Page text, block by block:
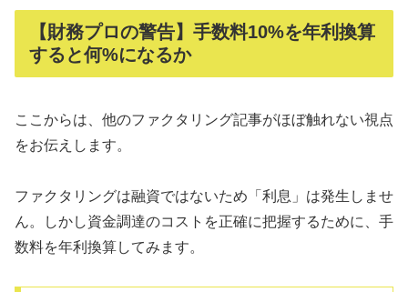
【財務プロの警告】手数料10%を年利換算
すると何%になるか
ここからは、他のファクタリング記事がほぼ触れない視点
をお伝えします。
ファクタリングは融資ではないため「利息」は発生しませ
ん。しかし資金調達のコストを正確に把握するために、手
数料を年利換算してみます。